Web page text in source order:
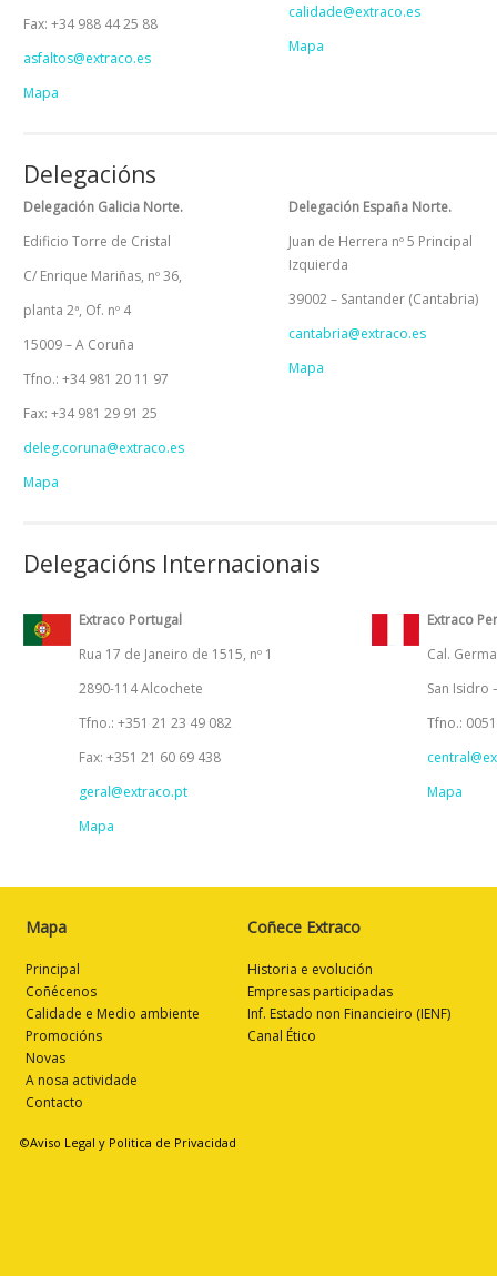
Fax: +34 988 44 25 88
asfaltos@extraco.es
Mapa
calidade@extraco.es
Mapa
Delegacións
Delegación Galicia Norte.
Edificio Torre de Cristal
C/ Enrique Mariñas, nº 36,
planta 2ª, Of. nº 4
15009 – A Coruña
Tfno.: +34 981 20 11 97
Fax: +34 981 29 91 25
deleg.coruna@extraco.es
Mapa
Delegación España Norte.
Juan de Herrera nº 5 Principal
Izquierda
39002 – Santander (Cantabria)
cantabria@extraco.es
Mapa
Delegacións Internacionais
Extraco Portugal
Rua 17 de Janeiro de 1515, nº 1
2890-114 Alcochete
Tfno.: +351 21 23 49 082
Fax: +351 21 60 69 438
geral@extraco.pt
Mapa
Extraco
Cal.
San Isidro
Tfno.:
Mapa
Mapa
Principal
Coñécenos
Calidade e Medio ambiente
Promocións
Novas
A nosa actividade
Contacto
Coñece Extraco
Historia e evolución
Empresas participadas
Inf. Estado non Financieiro (IENF)
Canal Ético
©Aviso Legal y Politica de Privacidad